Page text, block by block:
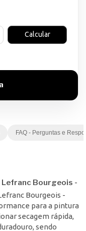
Calcular
FAQ - Perguntas e
Lefranc Bourgeois -
Bourgeois -
para a pintura
secagem rápida,
sendo